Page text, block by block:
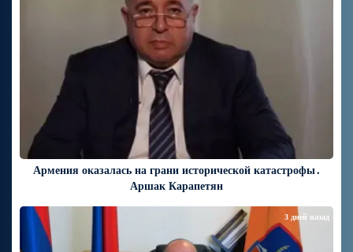
Армения оказалась на грани исторической катастрофы․
Аршак Карапетян
3 дней назад